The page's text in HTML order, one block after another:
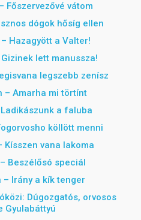
Főszervezővé vátom
dógok hősíg ellen
Hazagyött a Valter!
lett manussza!
legszebb zenísz
– Amarha mi törtínt
a faluba
köllött menni
Kísszen vana lakoma
Beszélősó speciál
Irány a kík tenger
Dúgozgatós, orvosos
Gyulabáttyú